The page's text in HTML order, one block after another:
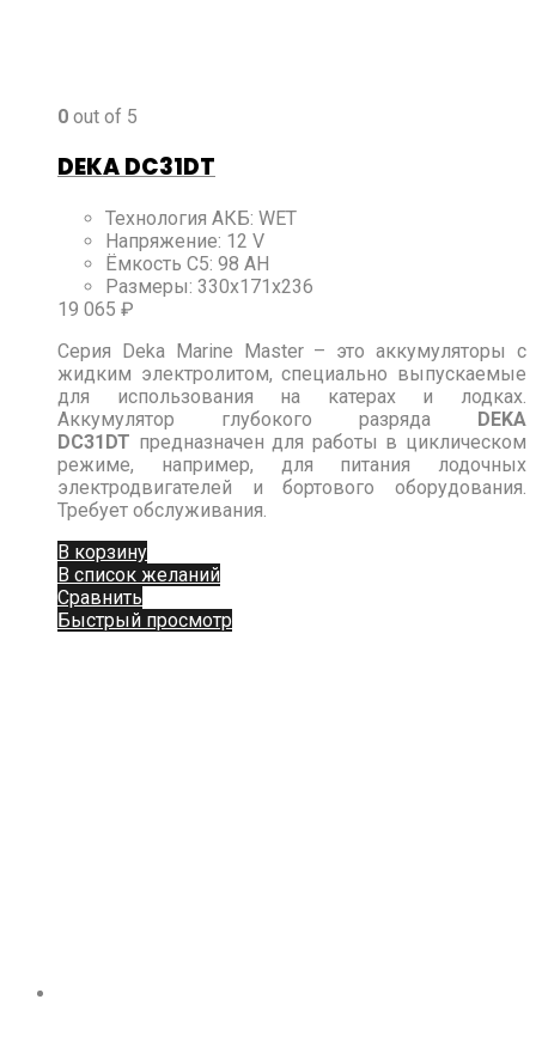
0 out of 5
DEKA DC31DT
Технология АКБ: WET
Напряжение: 12 V
Ёмкость C5: 98 АН
Размеры: 330x171x236
19 065 ₽
Серия Deka Marine Master – это аккумуляторы с
жидким электролитом, специально выпускаемые
для использования на катерах и лодках.
Аккумулятор глубокого разряда DEKA
DC31DT предназначен для работы в циклическом
режиме, например, для питания лодочных
электродвигателей и бортового оборудования.
Требует обслуживания.
В корзину
В список желаний
Сравнить
Быстрый просмотр